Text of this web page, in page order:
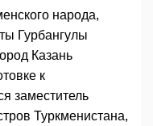
народа,
Гурбангулы
Казань
к
заместитель
Туркменистана,